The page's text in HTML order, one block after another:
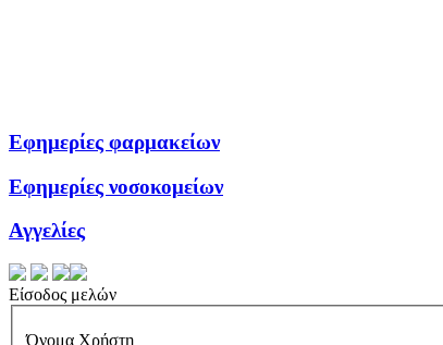
Εφημερίες φαρμακείων
Εφημερίες νοσοκομείων
Αγγελίες
Είσοδος μελών
Όνομα Χρήστη